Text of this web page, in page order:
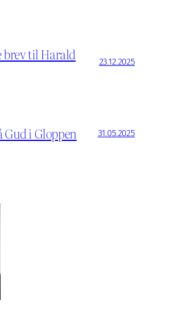
brev til Harald
23.12.2025
Gud i Gloppen 31.05.2025